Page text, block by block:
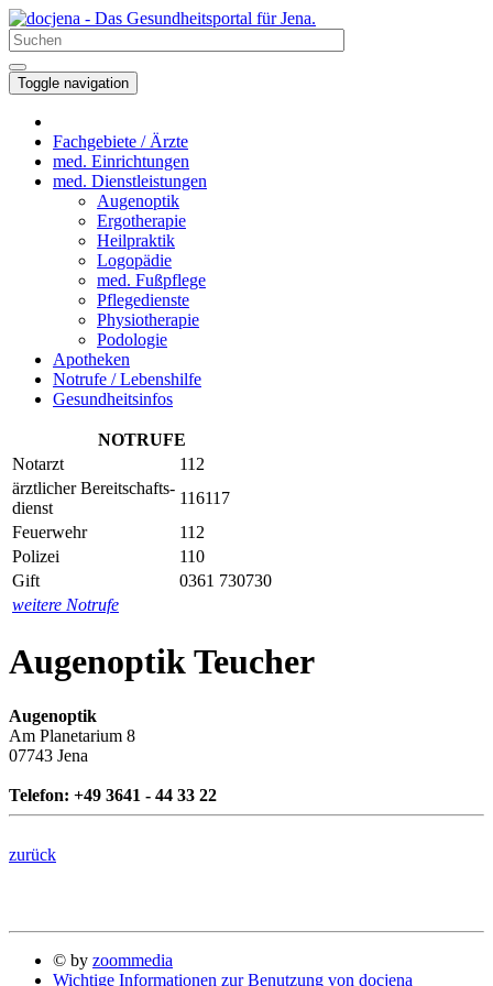
Toggle navigation
Fachgebiete / Ärzte
med. Einrichtungen
med. Dienstleistungen
Augenoptik
Ergotherapie
Heilpraktik
Logopädie
med. Fußpflege
Pflegedienste
Physiotherapie
Podologie
Apotheken
Notrufe / Lebenshilfe
Gesundheitsinfos
NOTRUFE
Notarzt
112
ärztlicher Bereitschafts-
dienst
116117
Feuerwehr
112
Polizei
110
Gift
0361 730730
weitere Notrufe
Augenoptik Teucher
Augenoptik
Am Planetarium 8
07743 Jena
Telefon: +49 3641 - 44 33 22
zurück
© by zoommedia
Wichtige Informationen zur Benutzung von docjena